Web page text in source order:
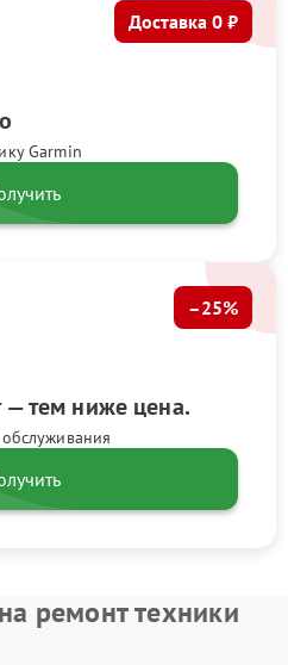
Garmin
Доставка 0 ₽
тем ниже цена.
–25%
ремонт техники